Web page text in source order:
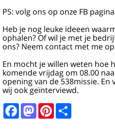
PS: volg ons op onze FB
Heb je nog leuke ideeen
ophalen? Of wil je met je
ons? Neem contact met me
En mocht je willen weten hoe
komende vrijdag om 08.00
opening van de 538missie. En
wij ook geïnterviewd.
FacebookMastodon
Pinterest